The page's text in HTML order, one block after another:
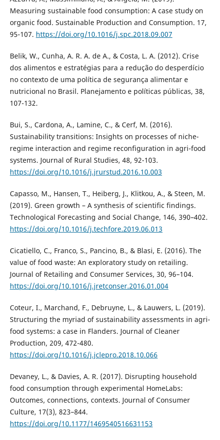
Measuring sustainable food consumption: A case study on
organic food. Sustainable Production and Consumption. 17,
95-107. https://doi.org/10.1016/j.spc.2018.09.007
Belik, W., Cunha, A. R. A. de A., & Costa, L. A. (2012). Crise
dos alimentos e estratégias para a redução do desperdício
no contexto de uma política de segurança alimentar e
nutricional no Brasil. Planejamento e políticas públicas, 38,
107-132.
Bui, S., Cardona, A., Lamine, C., & Cerf, M. (2016).
Sustainability transitions: Insights on processes of niche-
regime interaction and regime reconfiguration in agri-food
systems. Journal of Rural Studies, 48, 92-103.
https://doi.org/10.1016/j.jrurstud.2016.10.003
Capasso, M., Hansen, T., Heiberg, J., Klitkou, A., & Steen, M.
(2019). Green growth – A synthesis of scientific findings.
Technological Forecasting and Social Change, 146, 390–402.
https://doi.org/10.1016/j.techfore.2019.06.013
Cicatiello, C., Franco, S., Pancino, B., & Blasi, E. (2016). The
value of food waste: An exploratory study on retailing.
Journal of Retailing and Consumer Services, 30, 96–104.
https://doi.org/10.1016/j.jretconser.2016.01.004
Coteur, I., Marchand, F., Debruyne, L., & Lauwers, L. (2019).
Structuring the myriad of sustainability assessments in agri-
food systems: a case in Flanders. Journal of Cleaner
Production, 209, 472-480.
https://doi.org/10.1016/j.jclepro.2018.10.066
Devaney, L., & Davies, A. R. (2017). Disrupting household
food consumption through experimental HomeLabs:
Outcomes, connections, contexts. Journal of Consumer
Culture, 17(3), 823–844.
https://doi.org/10.1177/1469540516631153